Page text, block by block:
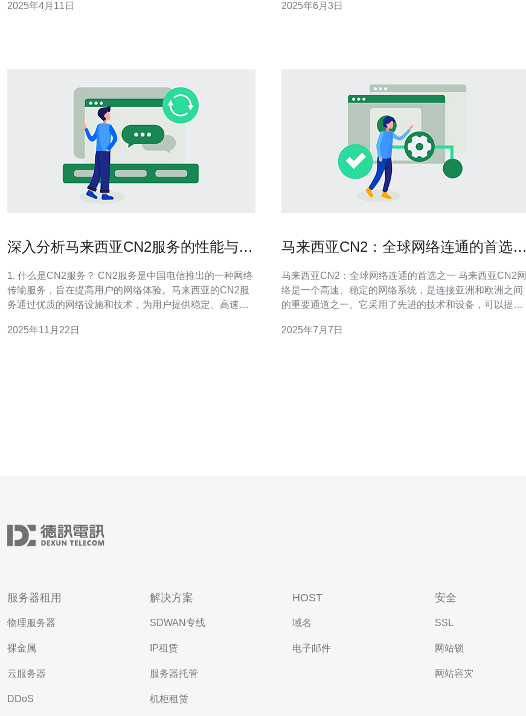
了高速、稳定、可靠的网络连接服务。 马来西亚CN2采用
2025年4月11日
进行评测之前，我们搭建了一个临时的测试环境，包括多
2025年6月3日
深入分析马来西亚CN2服务的性能与特
1. 什么是CN2服务？ CN2服务是中国电信推出的一种网络
传输服务，旨在提高用户的网络体验。马来西亚的CN2服
务通过优质的网络设施和技术，为用户提供稳定、高速的
化技术，确保数据在传输过程中的高效性。 与传统的互联
2025年11月22日
马来西亚CN2：全球网络连通的首选之
马来西亚CN2：全球网络连通的首选之一 马来西亚CN2网
络是一个高速、稳定的网络系统，是连接亚洲和欧洲之间
的重要通道之一。它采用了先进的技术和设备，可以提供
来西亚CN2网络具有以下几点优势： 高速稳定：马来西亚
2025年7月7日
服务器租用
物理服务器
裸金属
云服务器
DDoS
解决方案
SDWAN专线
IP租赁
服务器托管
机柜租赁
HOST
域名
电子邮件
安全
SSL
网站锁
网站容灾